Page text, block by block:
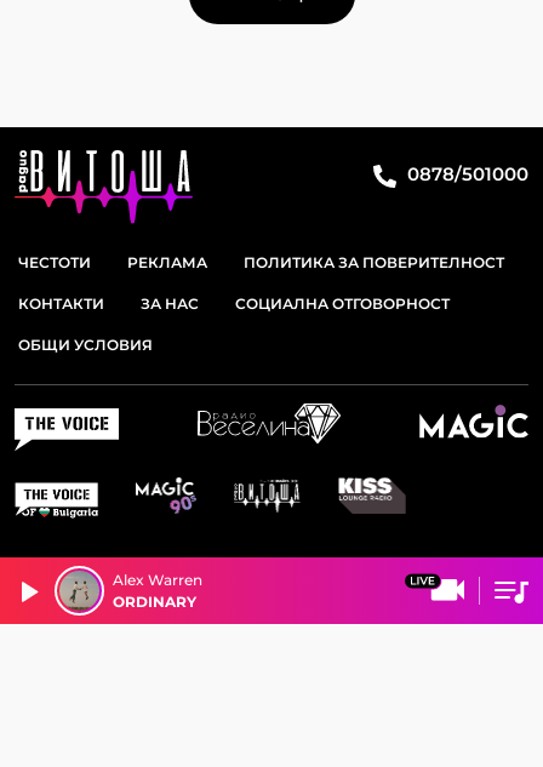
Alex Warren
ORDINARY
0878/501000
ЧЕСТОТИ РЕКЛАМА ПОЛИТИКА ЗА ПОВЕРИТЕЛНОСТ
КОНТАКТИ ЗА НАС СОЦИАЛНА ОТГОВОРНОСТ
ОБЩИ УСЛОВИЯ